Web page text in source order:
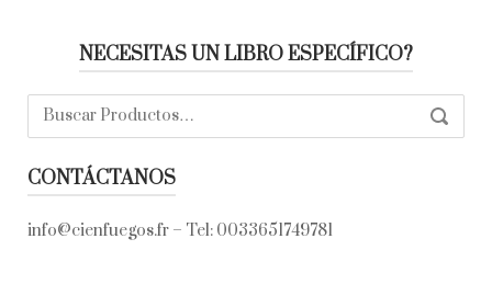
NECESITAS UN LIBRO ESPECÍFICO?
Buscar:
CONTÁCTANOS
info@cienfuegos.fr – Tel: 0033651749781